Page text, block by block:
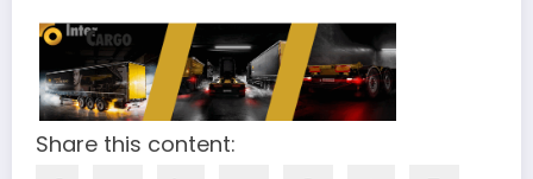
Share this content: